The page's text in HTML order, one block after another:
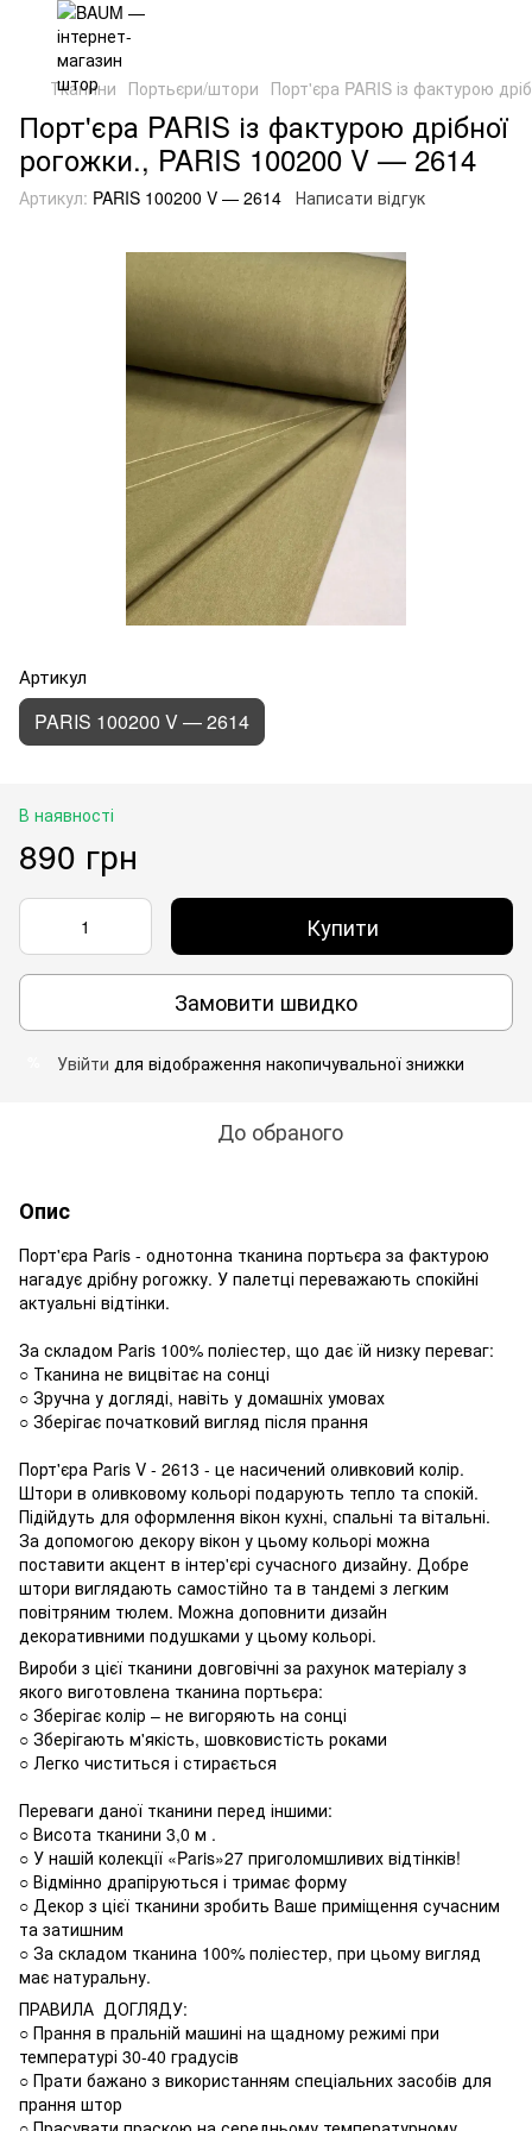
Тканини Портьєри/штори Порт'єра PARIS із фактурою
Порт'єра PARIS із фактурою дрібної
рогожки., PARIS 100200 V — 2614
Артикул: PARIS 100200 V — 2614 Написати відгук
Артикул
PARIS 100200 V — 2614
В наявності
890 грн
Купити
Замовити швидко
Увійти для відображення накопичувальної знижки
До обраного
Опис
Порт'єра Paris - однотонна тканина портьєра за фактурою
нагадує дрібну рогожку. У палетці переважають спокійні
актуальні відтінки.
За складом Paris 100% поліестер, що дає їй низку переваг:
○ Тканина не вицвітає на сонці
○ Зручна у догляді, навіть у домашніх умовах
○ Зберігає початковий вигляд після прання
Порт'єра Paris V - 2613 - це насичений оливковий колір.
Штори в оливковому кольорі подарують тепло та спокій.
Підійдуть для оформлення вікон кухні, спальні та вітальні.
За допомогою декору вікон у цьому кольорі можна
поставити акцент в інтер'єрі сучасного дизайну. Добре
штори виглядають самостійно та в тандемі з легким
повітряним тюлем. Можна доповнити дизайн
декоративними подушками у цьому кольорі.
Вироби з цієї тканини довговічні за рахунок матеріалу з
якого виготовлена ​​тканина портьєра:
○ Зберігає колір – не вигоряють на сонці
○ Зберігають м'якість, шовковистість роками
○ Легко чиститься і стирається
Переваги даної тканини перед іншими:
○ Висота тканини 3,0 м .
○ У нашій колекції «Paris»27 приголомшливих відтінків!
○ Відмінно драпіруються і тримає форму
○ Декор з цієї тканини зробить Ваше приміщення сучасним
та затишним
○ За складом тканина 100% поліестер, при цьому вигляд
має натуральну.
ПРАВИЛА ДОГЛЯДУ:
○ Прання в пральній машині на щадному режимі при
температурі 30-40 градусів
○ Прати бажано з використанням спеціальних засобів для
прання штор